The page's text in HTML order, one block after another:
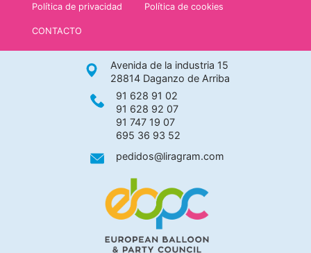
Política de privacidad Política de cookies
CONTACTO
Avenida de la industria 15
28814 Daganzo de Arriba
91 628 91 02
91 628 92 07
91 747 19 07
695 36 93 52
pedidos@liragram.com